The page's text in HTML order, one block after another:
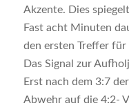
Akzente. Dies
Fast acht Minuten
den ersten Treffer für
Das Signal zur
Erst nach dem 3:7
Abwehr auf die 4:2-